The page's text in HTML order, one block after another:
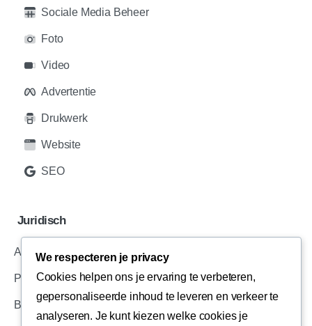
Sociale Media Beheer
Foto
Video
Advertentie
Drukwerk
Website
SEO
Juridisch
Algemene Voorwaarden
Privacy Voorwaarden
Bedrijfsinformatie
We respecteren je privacy
Cookies helpen ons je ervaring te verbeteren,
gepersonaliseerde inhoud te leveren en verkeer te
analyseren. Je kunt kiezen welke cookies je